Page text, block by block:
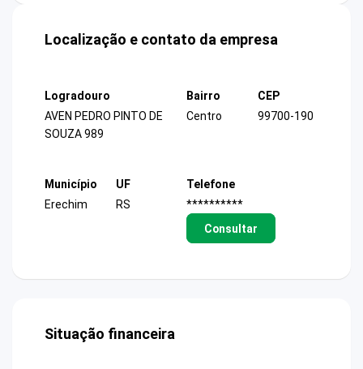
Localização e contato da empresa
Logradouro
AVEN PEDRO PINTO DE
SOUZA 989
Bairro
Centro
CEP
99700-190
Município
Erechim
UF
RS
Telefone
**********
Consultar
Situação financeira